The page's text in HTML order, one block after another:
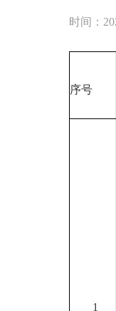
时间：
序号
1